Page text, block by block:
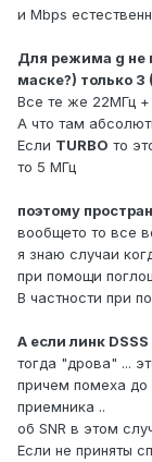
и Mbps
Для режима g не
маске?) только 3
Все те же 22МГц +
А что там
Если TURBO то
то 5 МГц
поэтому
вообщето то все
я знаю случаи
при помощи
В частности при
А если линк
тогда "дрова" ...
причем помеха до
приемника ..
об SNR в этом
Если не приняты